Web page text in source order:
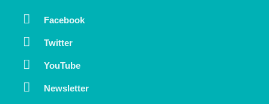
Facebook
Twitter
YouTube
Newsletter